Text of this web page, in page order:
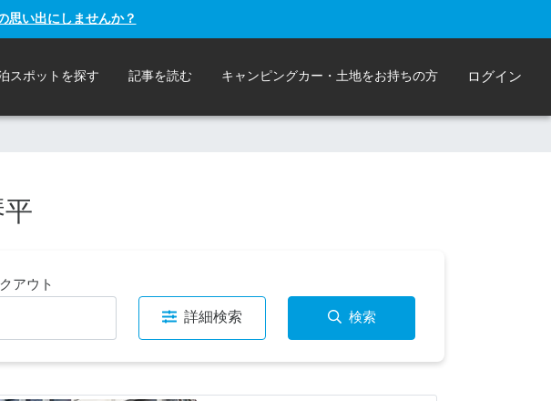
思い出にしませんか？
スポットを探す 記事を読む キャンピングカー・土地をお持ちの方 ログイン
アウト
詳細検索 検索